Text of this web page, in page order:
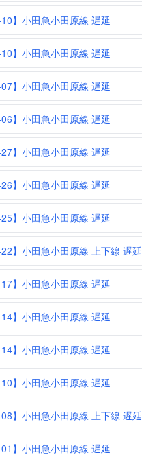
10】小田急小田原線 遅延
10】小田急小田原線 遅延
07】小田急小田原線 遅延
06】小田急小田原線 遅延
27】小田急小田原線 遅延
26】小田急小田原線 遅延
25】小田急小田原線 遅延
22】小田急小田原線 上下線 遅延
17】小田急小田原線 遅延
14】小田急小田原線 遅延
14】小田急小田原線 遅延
10】小田急小田原線 遅延
08】小田急小田原線 上下線 遅延
01】小田急小田原線 遅延